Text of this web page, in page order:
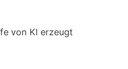
von KI erzeugt